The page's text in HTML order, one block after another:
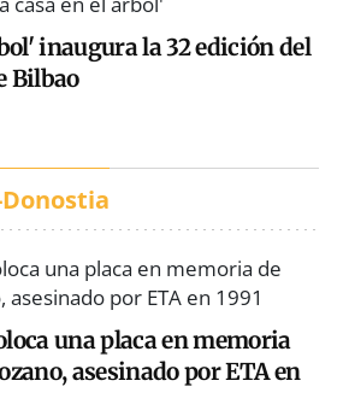
inaugura la 32 edición del
Bilbao
una placa en memoria
asesinado por ETA en